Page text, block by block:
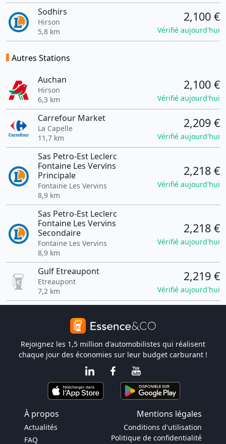
Sodhirs
Hirson
5,8 km
2,100 €
Vérifié aujourd'hui
Autres Stations
Auchan
Hirson
6,3 km
2,100 €
Vérifié aujourd'hui
Carrefour Market
La Capelle
11,7 km
2,209 €
Vérifié aujourd'hui
Sas Petro-Est Leclerc
Fontaine Les Vervins
Principale
Fontaine Les Vervins
8,9 km
2,218 €
Vérifié aujourd'hui
Sas Petro-Est Leclerc
Fontaine Les Vervins
Secondaire
Fontaine Les Vervins
8,9 km
2,218 €
Vérifié aujourd'hui
Gulf Etreaupont
Etreaupont
7,2 km
2,219 €
Vérifié aujourd'hui
Rejoignez les 1,5 million d'automobilistes qui réalisent
chaque jour des économies sur leur budget carburant !
À propos Mentions légales
Actualités
FAQ
Conditions d'utilisation
Politique de confidentialité